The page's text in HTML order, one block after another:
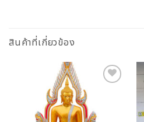
สินค้าที่เกี่ยวข้อง